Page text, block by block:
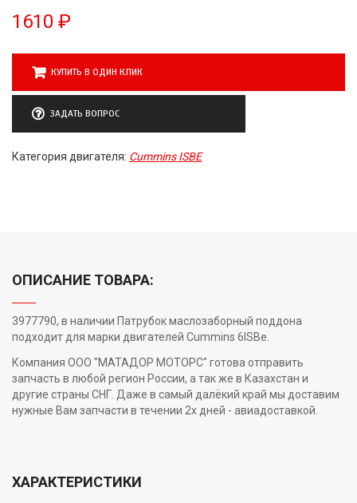
1610 ₽
КУПИТЬ В ОДИН КЛИК
ЗАДАТЬ ВОПРОС
Категория двигателя: Cummins ISBE
ОПИСАНИЕ ТОВАРА:
3977790, в наличии Патрубок маслозаборный поддона
подходит для марки двигателей Cummins 6ISBe.
Компания ООО "МАТАДОР МОТОРС" готова отправить
запчасть в любой регион России, а так же в Казахстан и
другие страны СНГ. Даже в самый далёкий край мы доставим
нужные Вам запчасти в течении 2х дней - авиадоставкой.
ХАРАКТЕРИСТИКИ